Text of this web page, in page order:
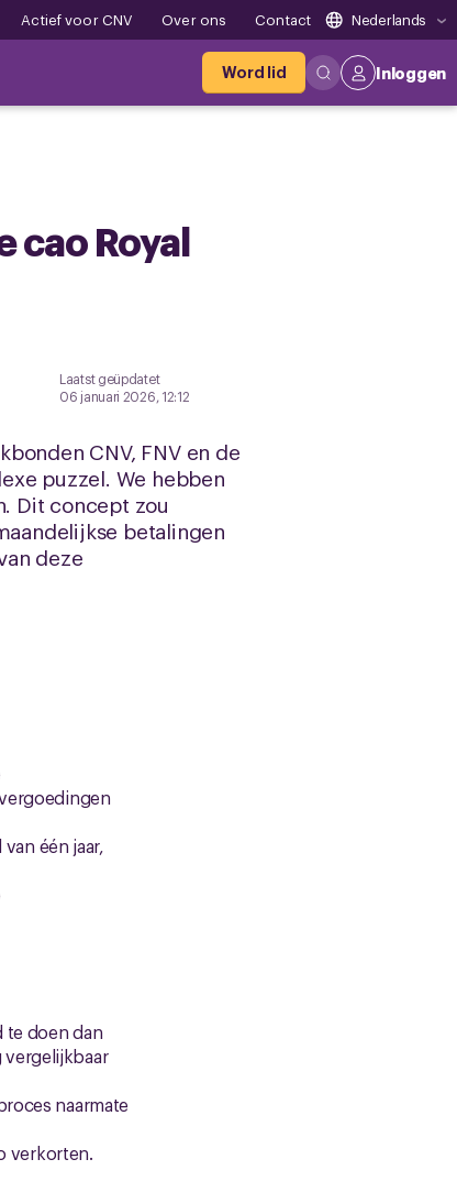
Actief voor CNV Over ons Contact Nederlands
Word lid Inloggen
cao Royal
Laatst geüpdatet
06 januari 2026, 12:12
CNV, FNV en de
puzzel. We hebben
Dit concept zou
betalingen
deze
één jaar,
te doen dan
vergelijkbaar
naarmate
verkorten.